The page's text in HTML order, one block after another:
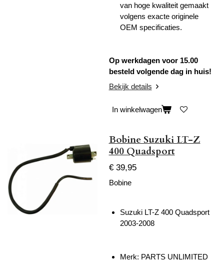
van hoge kwaliteit gemaakt
volgens exacte originele
OEM specificaties.
Op werkdagen voor 15.00
besteld volgende dag in huis!
Bekijk details
In winkelwagen
Bobine Suzuki LT-Z
400 Quadsport
€ 39,95
Bobine
Suzuki LT-Z 400 Quadsport
2003-2008
Merk: PARTS UNLIMITED